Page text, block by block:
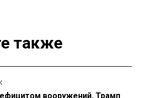
также
вооружений, Трамп